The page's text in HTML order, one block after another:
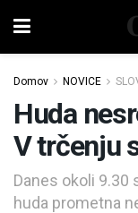
Domov NOVICE
Huda
V trčenju
Danes okoli 9.30
huda prometna